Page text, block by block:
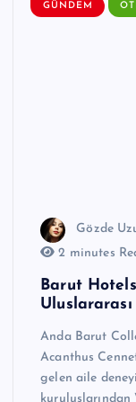
GÜNDEM
Gözde
2 minutes
Barut
Uluslararası
Anda Barut
Acanthus
gelen aile